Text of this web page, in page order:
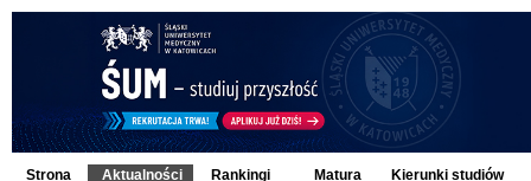
Strona
Aktualności
Rankingi
Matura
Kierunki studiów